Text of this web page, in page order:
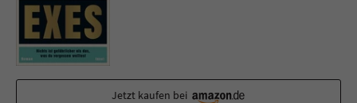
Jetzt kaufen bei